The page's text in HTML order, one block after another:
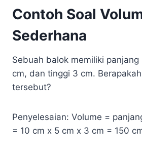
Contoh Soal
Sederhana
Sebuah balok memiliki panjang
cm, dan tinggi 3 cm.
tersebut?
Penyelesaian: Volume =
= 10 cm x 5 cm x 3 cm = 150